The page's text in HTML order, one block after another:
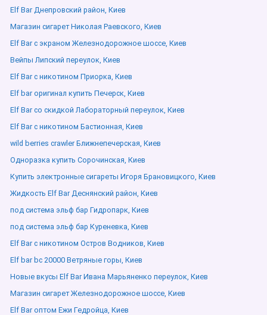
Elf Bar Днепровский район, Киев
Магазин сигарет Николая Раевского, Киев
Elf Bar с экраном Железнодорожное шоссе, Киев
Вейпы Липский переулок, Киев
Elf Bar с никотином Приорка, Киев
Elf bar оригинал купить Печерск, Киев
Elf Bar со скидкой Лабораторный переулок, Киев
Elf Bar с никотином Бастионная, Киев
wild berries crawler Ближнепечерская, Киев
Одноразка купить Сорочинская, Киев
Купить электронные сигареты Игоря Брановицкого, Киев
Жидкость Elf Bar Деснянский район, Киев
под система эльф бар Гидропарк, Киев
под система эльф бар Куреневка, Киев
Elf Bar с никотином Остров Водников, Киев
Elf bar bc 20000 Ветряные горы, Киев
Новые вкусы Elf Bar Ивана Марьяненко переулок, Киев
Магазин сигарет Железнодорожное шоссе, Киев
Elf Bar оптом Ежи Гедройца, Киев